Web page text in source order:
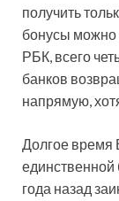
получить
бонусы можно
РБК, всего
банков
напрямую,
Долгое время
единственной
года назад